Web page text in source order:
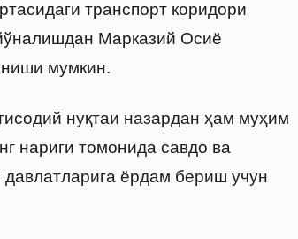
транспорт коридори
Марказий Осиё
мумкин.
нуқтаи назардан ҳам муҳим
нариги томонида савдо ва
ёрдам бериш учун